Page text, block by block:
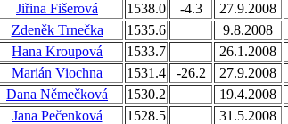
Jiřina Fišerová 1538.0 -4.3 27.9.2008
Zdeněk Trnečka 1535.6 9.8.2008
Hana Kroupová 1533.7 26.1.2008
Marián Viochna 1531.4 -26.2 27.9.2008
Dana Němečková 1530.2 19.4.2008
Jana Pečenková 1528.5 31.5.2008